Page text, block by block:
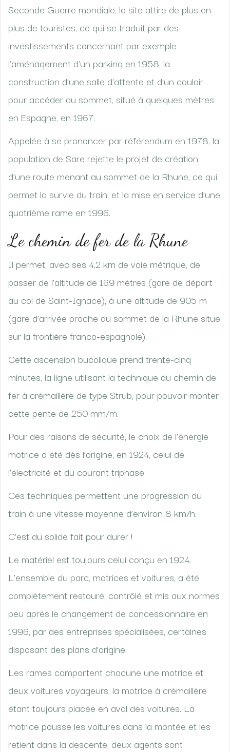
Seconde Guerre mondiale, le site attire de plus en
plus de touristes, ce qui se traduit par des
investissements concernant par exemple
l’aménagement d’un parking en 1958, la
construction d’une salle d’attente et d’un couloir
pour accéder au sommet, situé à quelques mètres
en Espagne, en 1967.
Appelée à se prononcer par référendum en 1978, la
population de Sare rejette le projet de création
d’une route menant au sommet de la Rhune, ce qui
permet la survie du train, et la mise en service d’une
quatrième rame en 1996.
Le chemin de fer de la Rhune
Il permet, avec ses 4,2 km de voie métrique, de
passer de l’altitude de 169 mètres (gare de départ
au col de Saint-Ignace), à une altitude de 905 m
(gare d’arrivée proche du sommet de la Rhune situé
sur la frontière franco-espagnole).
Cette ascension bucolique prend trente-cinq
minutes, la ligne utilisant la technique du chemin de
fer à crémaillère de type Strub, pour pouvoir monter
cette pente de 250 mm/m.
Pour des raisons de sécurité, le choix de l’énergie
motrice a été dès l’origine, en 1924, celui de
l’électricité et du courant triphasé.
Ces techniques permettent une progression du
train à une vitesse moyenne d’environ 8 km/h.
C’est du solide fait pour durer !
Le matériel est toujours celui conçu en 1924.
L’ensemble du parc, motrices et voitures, a été
complètement restauré, contrôlé et mis aux normes
peu après le changement de concessionnaire en
1996, par des entreprises spécialisées, certaines
disposant des plans d’origine.
Les rames comportent chacune une motrice et
deux voitures voyageurs, la motrice à crémaillère
étant toujours placée en aval des voitures. La
motrice pousse les voitures dans la montée et les
retient dans la descente, deux agents sont